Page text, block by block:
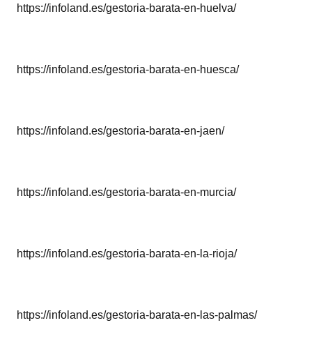
https://infoland.es/gestoria-barata-en-huelva/
https://infoland.es/gestoria-barata-en-huesca/
https://infoland.es/gestoria-barata-en-jaen/
https://infoland.es/gestoria-barata-en-murcia/
https://infoland.es/gestoria-barata-en-la-rioja/
https://infoland.es/gestoria-barata-en-las-palmas/